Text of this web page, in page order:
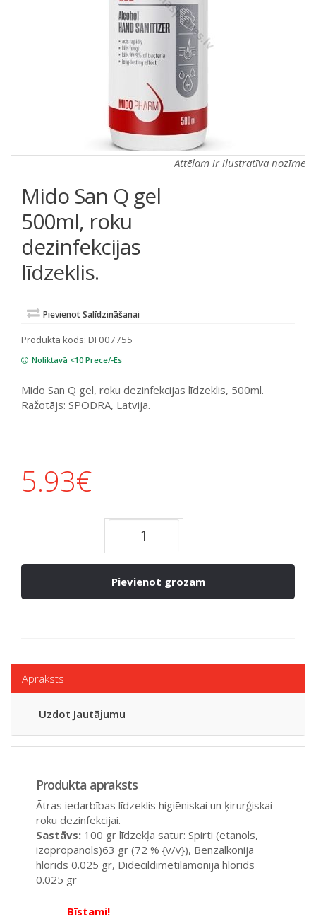
Attēlam ir ilustratīva nozīme
Mido San Q gel
500ml, roku
dezinfekcijas
līdzeklis.
Pievienot Salīdzināšanai
Produkta kods: DF007755
Noliktavā <10 Prece/-Es
Mido San Q gel, roku dezinfekcijas līdzeklis, 500ml.
Ražotājs: SPODRA, Latvija.
5.93€
Pievienot grozam
Apraksts
Uzdot Jautājumu
Produkta apraksts
Ātras iedarbības līdzeklis higiēniskai un ķirurģiskai
roku dezinfekcijai.
Sastāvs: 100 gr līdzekļa satur: Spirti (etanols,
izopropanols)63 gr (72 % {v/v}), Benzalkonija
hlorīds 0.025 gr, Didecildimetilamonija hlorīds
0.025 gr
Bīstami!